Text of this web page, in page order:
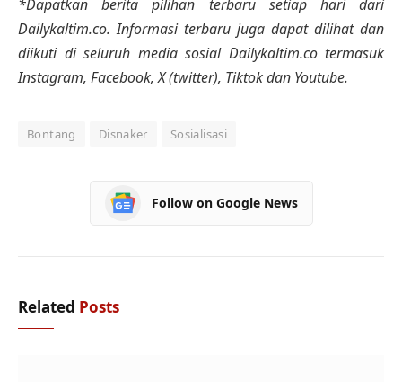
*Dapatkan berita pilihan terbaru setiap hari dari
Dailykaltim.co. Informasi terbaru juga dapat dilihat dan
diikuti di seluruh media sosial Dailykaltim.co termasuk
Instagram, Facebook, X (twitter), Tiktok dan Youtube.
Bontang Disnaker Sosialisasi
Follow on Google News
Related Posts